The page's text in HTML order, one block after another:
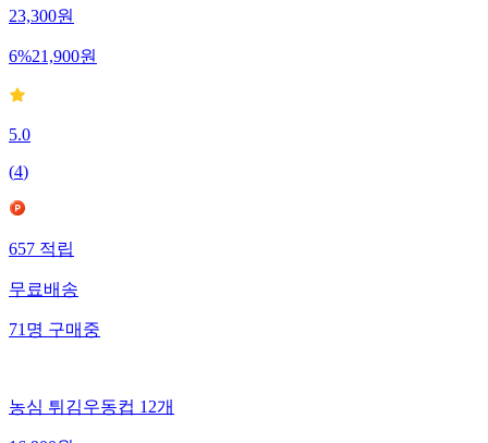
23,300원
6%21,900원
5.0
(4)
657적립
무료배송
71명구매중
농심 튀김우동컵 12개